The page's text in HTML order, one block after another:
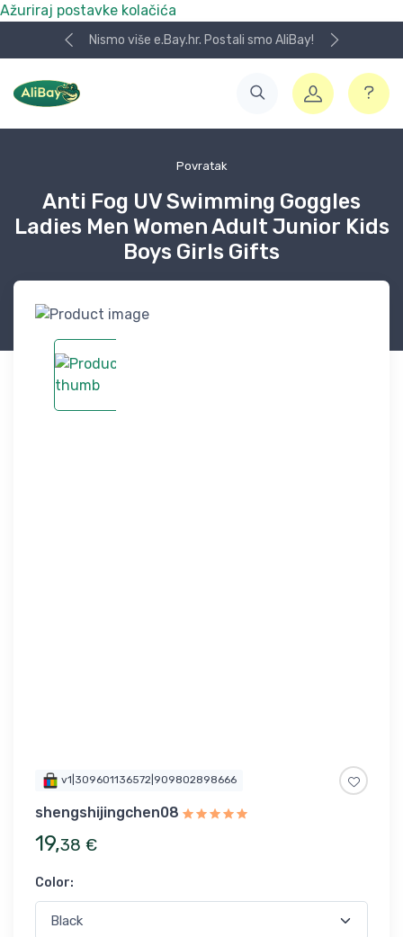
Ažuriraj postavke kolačića
Nismo više e.Bay.hr. Postali smo AliBay!
Povratak
Anti Fog UV Swimming Goggles
Ladies Men Women Adult Junior Kids
Boys Girls Gifts
v1|309601136572|909802898666
shengshijingchen08
19,38 €
Color: